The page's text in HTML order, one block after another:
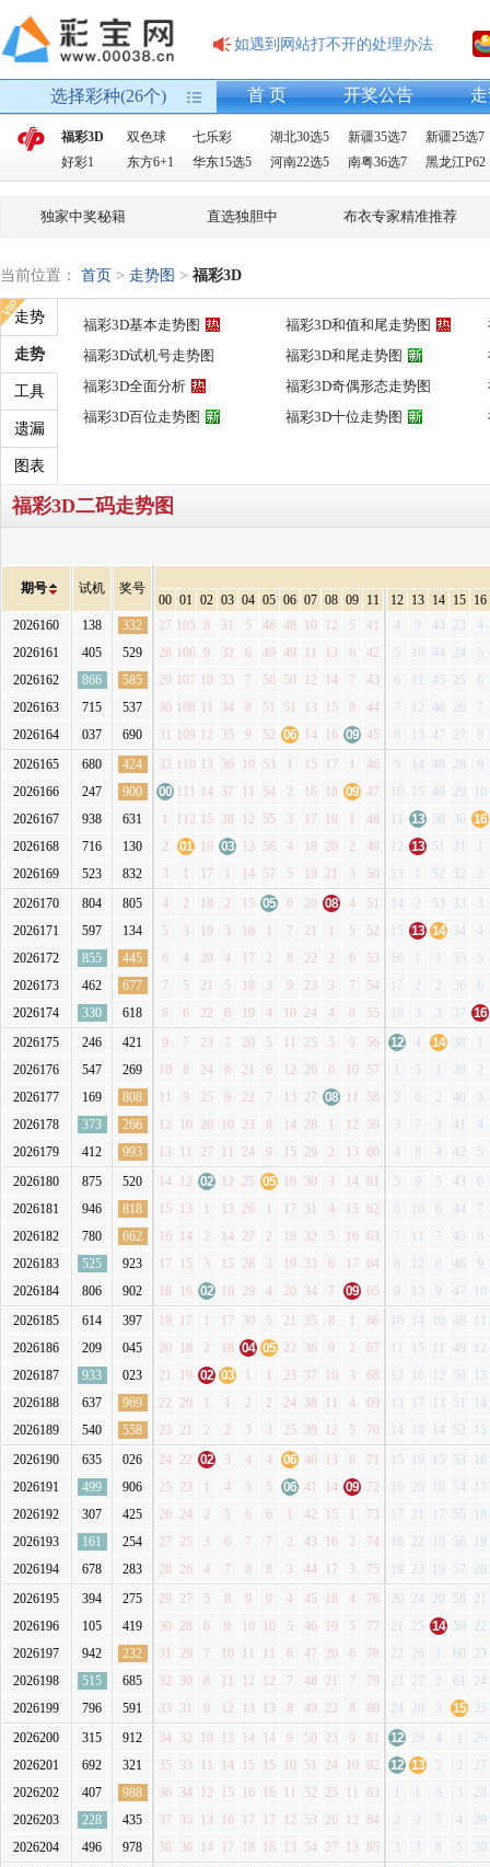
如遇到网站打不开的处理办法
选择彩种(26个) 首 页 开奖公告
福彩3D 双色球 七乐彩 湖北30选5 新疆35选7
新疆25选7
好彩1
东方6+1 华东15选5 河南22选5 南粤36选7 黑龙江P62
独家中奖秘籍 直选独胆中 布衣专家精准推荐
当前位置： 首页 > 走势图 > 福彩3D
走势
走势
工具
遗漏
图表
福彩3D基本走势图 福彩3D和值和尾走势图
福彩3D试机号走势图
福彩3D和尾走势图
福彩3D全面分析
福彩3D奇偶形态走势图
福彩3D百位走势图
福彩3D十位走势图
福彩3D二码走势图
期号 试机 奖号
00 01 02 03 04 05 06 07 08 09 11 12 13 14 15 16
2026160
138 332 27 105 8 31 5 48 48 10 12 5 41 4 9 43 23
4
2026161
405 529 28 106 9 32 6 49 49 11 13 6 42 5 10 44 24
5
2026162
866 585 29 107 10 33 7 50 50 12 14 7 43 6 45 25
6
2026163
715 537 30 108 11 34 8 51 51 13 15 8 44 7 12 46 26
7
2026164
037 690 31 109 12 35 9 52 06 14 16 09 45 8 13 47 27
8
2026165
680 424 32 110 13 36 10 53 1 15 17 1 46 9 14 48 28
9
2026166
247 900 00 111 14 37 11 54 2 16 18 09 47 10 15 49 29
10
2026167
938 631 1 112 15 38 12 55 3 17 19 1 48 13 50 30
16
2026168
716 130 2 01 16 03 13 56 4 18 20 2 49 12 13 51 31
2026169
523 832 3 1 17 1 14 57 5 19 21 3 50 13 52 32
2
2026170
804 805 4 2 18 2 15 05 6 20 08 4 51 14 2 53 33
3
2026171
597 134 5 3 19 3 16 1 7 21 1 5 52 15 13 14 34
4
2026172
855 445 6 4 20 4 17 2 8 22 2 6 53 16 35
5
2026173
462 677 7 5 21 5 18 3 9 23 3 7 54 17 2 2 36
6
2026174
330 618 8 6 22 6 19 4 10 24 4 8 55 18 3 3 37 16
2026175
246 421 9 7 23 7 20 5 11 25 5 9 56 12 4 14 38
2026176
547 269 10 8 24 8 21 6 12 26 6 10 57 5 39
2
2026177
169 808 11 9 25 9 22 7 13 27 08 11 58 2 6 2 40
3
2026178
373 266 12 10 26 10 23 8 14 28 1 12 59 3 7 3 41
4
2026179
412 993 13 11 27 11 24 9 15 29 2 13 60 4 8 4 42
5
2026180
875 520 14 12 02 12 25 05 16 30 3 14 61 5 9 5 43
6
2026181
946 818 15 13 1 13 26 1 17 31 4 15 62 6 10 6 44
7
2026182
780 662 16 14 2 14 27 2 18 32 5 16 63 7 7 45
8
2026183
525 923 17 15 3 15 28 3 19 33 6 17 64 8 12 8 46
9
2026184
806 902 18 16 02 16 29 4 20 34 7 09 65 9 13 9 47
10
2026185
614 397 19 17 1 17 30 5 21 35 8 1 66 10 14 10 48
2026186
209 045 20 18 2 18 04 05 22 36 9 2 67 15 49
12
2026187
933 023 21 19 02 03 1 1 23 37 10 3 68 12 16 12 50
13
2026188
637 969 22 20 1 1 2 2 24 38 11 4 69 13 17 13 51
14
2026189
540 558 23 21 2 2 3 3 25 39 12 5 70 14 18 14 52
15
2026190
635 026 24 22 02 3 4 4 06 40 13 6 71 15 19 15 53
16
2026191
499 906 25 23 1 4 5 5 06 41 14 09 72 16 20 16 54
17
2026192
307 425 26 24 2 5 6 6 1 42 15 1 73 17 21 17 55
18
2026193
161 254 27 25 3 6 7 7 2 43 16 2 74 18 22 18 56
19
2026194
678 283 28 26 4 7 8 8 3 44 17 3 75 19 23 19 57
20
2026195
394 275 29 27 5 8 9 9 4 45 18 4 76 20 24 20 58
21
2026196
105 419 30 28 6 9 10 10 5 46 19 5 77 21 25 14 59
22
2026197
942 232 31 29 7 10 11 11 6 47 20 6 78 22 26 60
23
2026198
515 685 32 30 8 11 12 12 7 48 21 7 79 23 27 2 61
24
2026199
796 591 33 31 9 12 13 13 8 49 22 8 80 24 28 3 15 25
2026200
315 912 34 32 10 13 14 14 9 50 23 9 81 12 29 4
26
2026201
692 321 35 33 11 14 15 15 10 51 24 10 82 12 13 5 2
27
2026202
407 988 36 34 12 15 16 16 11 52 25 11 83 6 3
28
2026203
228 435 37 35 13 16 17 17 12 53 26 12 84 2 2 7 4
29
2026204
496 978 38 36 14 17 18 18 13 54 27 13 85 3 3 8 5
30